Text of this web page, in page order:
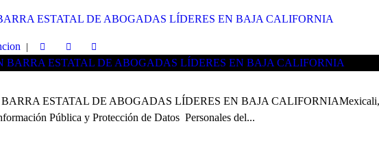
ESTATAL DE ABOGADAS LÍDERES EN BAJA CALIFORNIA
ESTATAL DE ABOGADAS LÍDERES EN BAJA CALIFORNIAMexicali,
Pública y Protección de Datos Personales del...